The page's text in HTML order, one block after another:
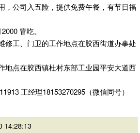
，公司入五险，提供免费午餐，有节日福
管吃。
修工、门卫的工作地点在胶西街道办事处
地点在胶西镇杜村东部工业园平安大道西
王经理18153270295（微信同号）
14:28:13